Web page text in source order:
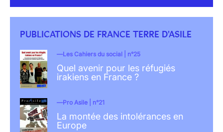
PUBLICATIONS DE FRANCE TERRE D'ASILE
Les Cahiers du social | n°25
Quel avenir pour les réfugiés
irakiens en France ?
Pro Asile | n°21
La montée des intolérances en
Europe